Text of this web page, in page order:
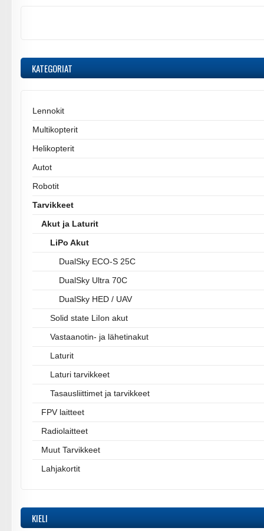
KATEGORIAT
Lennokit
Multikopterit
Helikopterit
Autot
Robotit
Tarvikkeet
Akut ja Laturit
LiPo Akut
DualSky ECO-S 25C
DualSky Ultra 70C
DualSky HED / UAV
Solid state LiIon akut
Vastaanotin- ja lähetinakut
Laturit
Laturi tarvikkeet
Tasausliittimet ja tarvikkeet
FPV laitteet
Radiolaitteet
Muut Tarvikkeet
Lahjakortit
KIELI